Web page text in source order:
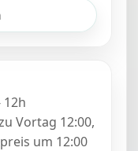
12h
Vortag 12:00,
um 12:00